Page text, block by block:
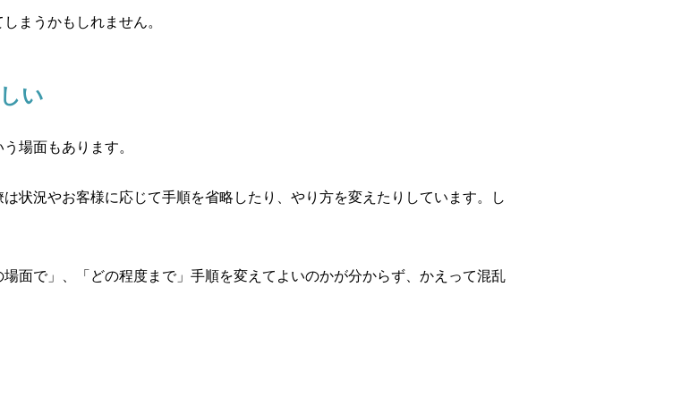
まうかもしれません。
い
場面もあります。
状況やお客様に応じて手順を省略したり、やり方を変えたりしています。し
面で」、「どの程度まで」手順を変えてよいのかが分からず、かえって混乱